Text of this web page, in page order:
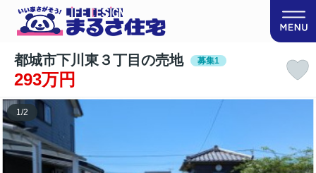
都城市下川東３丁目の売地 募集1
293万円
1/2